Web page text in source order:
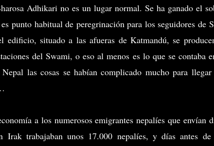
Adhikari no es un lugar normal. Se ha ganado el
punto habitual de peregrinación para los seguidores de
edificio, situado a las afueras de Katmandú, se
del Swami, o eso al menos es lo que se contaba
las cosas se habían complicado mucho para
a los numerosos emigrantes nepalíes que envían
Irak trabajaban unos 17.000 nepalíes, y días antes